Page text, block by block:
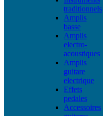
traditionnels
Amplis
basse
Amplis
electro-
acoustiques
Amplis
guitare
electrique
Effets
pedales
Accessoires